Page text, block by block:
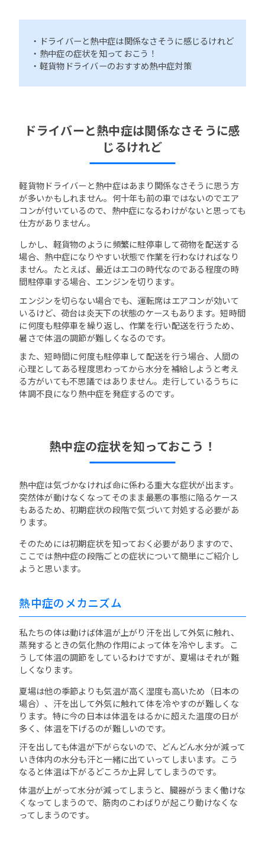
・ドライバーと熱中症は関係なさそうに感じるけれど
・熱中症の症状を知っておこう！
・軽貨物ドライバーのおすすめ熱中症対策
ドライバーと熱中症は関係なさそうに感
じるけれど
軽貨物ドライバーと熱中症はあまり関係なさそうに思う方
が多いかもしれません。何十年も前の車ではないのでエア
コンが付いているので、熱中症になるわけがないと思っても
仕方がありません。
しかし、軽貨物のように頻繁に駐停車して荷物を配送する
場合、熱中症になりやすい状態で作業を行わなければなり
ません。たとえば、最近はエコの時代なのである程度の時
間駐停車する場合、エンジンを切ります。
エンジンを切らない場合でも、運転席はエアコンが効いて
いるけど、荷台は炎天下の状態のケースもあります。短時間
に何度も駐停車を繰り返し、作業を行い配送を行うため、
暑さで体温の調節が難しくなるのです。
また、短時間に何度も駐停車して配送を行う場合、人間の
心理としてある程度思わってから水分を補給しようと考え
る方がいても不思議ではありません。走行しているうちに
体調不良になり熱中症を発症するのです。
熱中症の症状を知っておこう！
熱中症は気づかなければ命に係わる重大な症状が出ます。
突然体が動けなくなってそのまま最悪の事態に陥るケース
もあるため、初期症状の段階で気づいて対処する必要があ
ります。
そのためには初期症状を知っておく必要がありますので、
ここでは熱中症の段階ごとの症状について簡単にご紹介し
ようと思います。
熱中症のメカニズム
私たちの体は動けば体温が上がり汗を出して外気に触れ、
蒸発するときの気化熱の作用によって体を冷やします。こ
うして体温の調節をしているわけですが、夏場はそれが難
しくなります。
夏場は他の季節よりも気温が高く湿度も高いため（日本の
場合）、汗を出して外気に触れて体を冷やすのが難しくな
ります。特に今の日本は体温をはるかに超えた温度の日が
多く、体温を下げるのが難しいのです。
汗を出しても体温が下がらないので、どんどん水分が減って
いき体内の水分も汗と一緒に出ていってしまいます。こう
なると体温は下がるどころか上昇してしまうのです。
体温が上がって水分が減ってしまうと、臓器がうまく働けな
くなってしまうので、筋肉のこわばりが起こり動けなくな
ってしまうのです。